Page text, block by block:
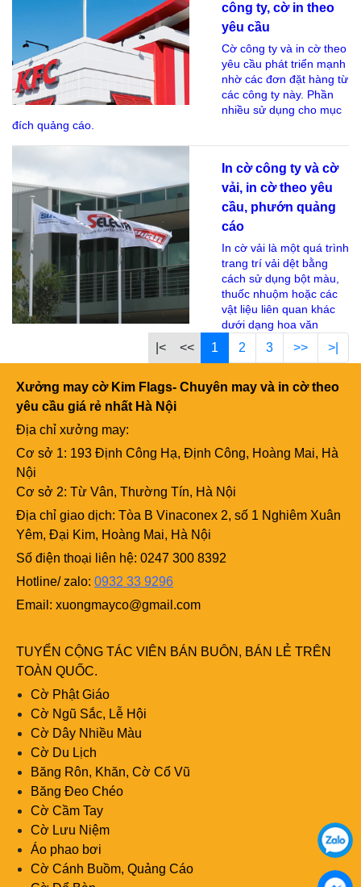
công ty, cờ in theo
yêu cầu
Cờ công ty và in cờ theo
yêu cầu phát triển mạnh
nhờ các đơn đặt hàng từ
các công ty này. Phần
nhiều sử dụng cho mục
đích quảng cáo.
In cờ công ty và cờ
vải, in cờ theo yêu
cầu, phướn quảng
cáo
In cờ vải là một quá trình
trang trí vải dệt bằng
cách sử dụng bột màu,
thuốc nhuộm hoặc các
vật liệu liên quan khác
dưới dạng hoa văn
|< << 1 2 3 >> >|
Xưởng may cờ Kim Flags- Chuyên may và in cờ theo
yêu cầu giá rẻ nhất Hà Nội
Địa chỉ xưởng may:
Cơ sở 1: 193 Định Công Hạ, Định Công, Hoàng Mai, Hà
Nội
Cơ sở 2: Từ Vân, Thường Tín, Hà Nội
Địa chỉ giao dịch: Tòa B Vinaconex 2, số 1 Nghiêm Xuân
Yêm, Đại Kim, Hoàng Mai, Hà Nội
Số điện thoại liên hệ: 0247 300 8392
Hotline/ zalo: 0932 33 9296
Email: xuongmayco@gmail.com
TUYỂN CỘNG TÁC VIÊN BÁN BUÔN, BÁN LẺ TRÊN
TOÀN QUỐC.
Cờ Phật Giáo
Cờ Ngũ Sắc, Lễ Hội
Cờ Dây Nhiều Màu
Cờ Du Lịch
Băng Rôn, Khăn, Cờ Cổ Vũ
Băng Đeo Chéo
Cờ Cầm Tay
Cờ Lưu Niệm
Áo phao bơi
Cờ Cánh Buồm, Quảng Cáo